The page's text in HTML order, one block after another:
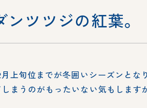
ンツツジの紅葉。
上旬位までが冬囲いシーズンとな
まうのがもったいない気もしますが・